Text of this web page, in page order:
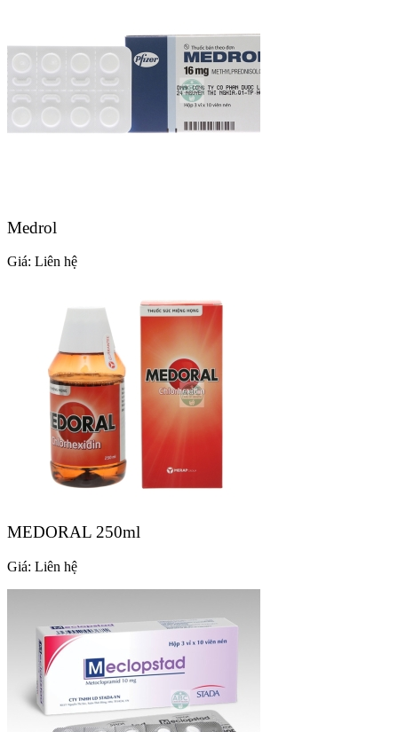
Medrol
Giá: Liên hệ
MEDORAL 250ml
Giá: Liên hệ